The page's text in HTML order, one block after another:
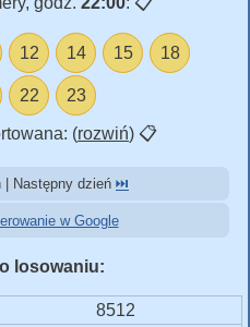
12 14 15 18
22 23
(rozwiń) 📋
| Następny dzień ⏭️
w Google
losowaniu:
8512